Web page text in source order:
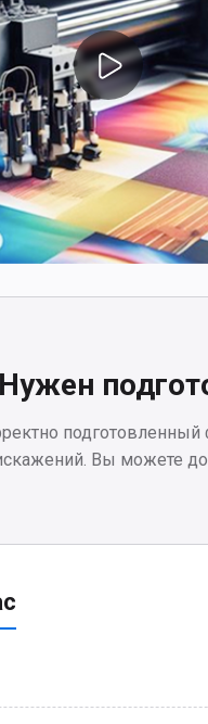
Нужен
подготовленный
Вы можете